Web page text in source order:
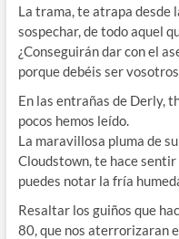
La trama, te atrapa desde
sospechar, de todo aquel
¿Conseguirán dar con el
porque debéis ser
En las entrañas de Derly,
pocos hemos leído.
La maravillosa pluma de
Cloudstown, te hace
puedes notar la fría
Resaltar los guiños que
80, que nos aterrorizaran